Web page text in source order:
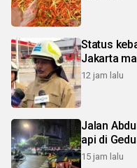
Status
Jakarta
12 jam lalu
Jalan
api di
15 jam lalu